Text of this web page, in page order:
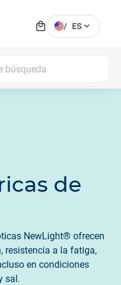
local_mall / ES expand_more
de
NewLight® ofrecen
resistencia a la fatiga,
en condiciones
sal.